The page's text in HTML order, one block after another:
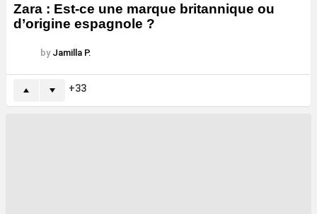
Zara : Est-ce une marque britannique ou
d’origine espagnole ?
by Jamilla P.
33